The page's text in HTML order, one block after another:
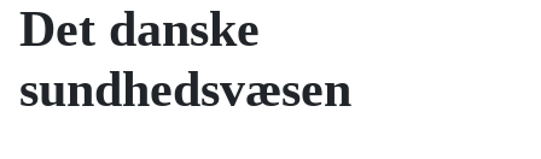
Det danske
sundhedsvæsen